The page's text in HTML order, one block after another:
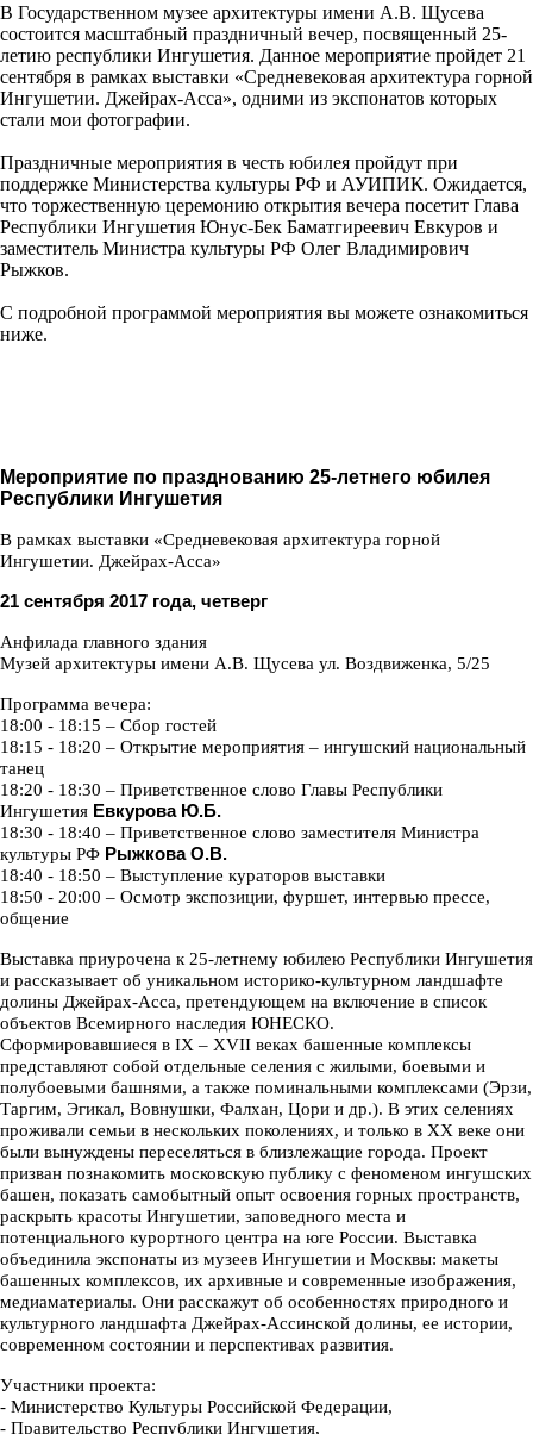
В Государственном музее архитектуры имени А.В. Щусева
состоится масштабный праздничный вечер, посвященный 25-
летию республики Ингушетия. Данное мероприятие пройдет 21
сентября в рамках выставки «Средневековая архитектура горной
Ингушетии. Джейрах-Асса», одними из экспонатов которых
стали мои фотографии.
Праздничные мероприятия в честь юбилея пройдут при
поддержке Министерства культуры РФ и АУИПИК. Ожидается,
что торжественную церемонию открытия вечера посетит Глава
Республики Ингушетия Юнус-Бек Баматгиреевич Евкуров и
заместитель Министра культуры РФ Олег Владимирович
Рыжков.
С подробной программой мероприятия вы можете ознакомиться
ниже.
Мероприятие по празднованию 25-летнего юбилея
Республики Ингушетия
В рамках выставки «Средневековая архитектура горной
Ингушетии. Джейрах-Асса»
21 сентября 2017 года, четверг
Анфилада главного здания
Музей архитектуры имени А.В. Щусева ул. Воздвиженка, 5/25
Программа вечера:
18:00 - 18:15 – Сбор гостей
18:15 - 18:20 – Открытие мероприятия – ингушский национальный
танец
18:20 - 18:30 – Приветственное слово Главы Республики
Ингушетия Евкурова Ю.Б.
18:30 - 18:40 – Приветственное слово заместителя Министра
культуры РФ Рыжкова О.В.
18:40 - 18:50 – Выступление кураторов выставки
18:50 - 20:00 – Осмотр экспозиции, фуршет, интервью прессе,
общение
Выставка приурочена к 25-летнему юбилею Республики Ингушетия
и рассказывает об уникальном историко-культурном ландшафте
долины Джейрах-Асса, претендующем на включение в список
объектов Всемирного наследия ЮНЕСКО.
Сформировавшиеся в IX – XVII веках башенные комплексы
представляют собой отдельные селения с жилыми, боевыми и
полубоевыми башнями, а также поминальными комплексами (Эрзи,
Таргим, Эгикал, Вовнушки, Фалхан, Цори и др.). В этих селениях
проживали семьи в нескольких поколениях, и только в ХХ веке они
были вынуждены переселяться в близлежащие города. Проект
призван познакомить московскую публику с феноменом ингушских
башен, показать самобытный опыт освоения горных пространств,
раскрыть красоты Ингушетии, заповедного места и
потенциального курортного центра на юге России. Выставка
объединила экспонаты из музеев Ингушетии и Москвы: макеты
башенных комплексов, их архивные и современные изображения,
медиаматериалы. Они расскажут об особенностях природного и
культурного ландшафта Джейрах-Ассинской долины, ее истории,
современном состоянии и перспективах развития.
Участники проекта:
- Министерство Культуры Российской Федерации,
- Правительство Республики Ингушетия,